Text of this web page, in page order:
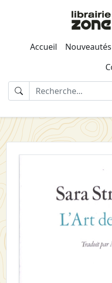
Accueil Nouveautés